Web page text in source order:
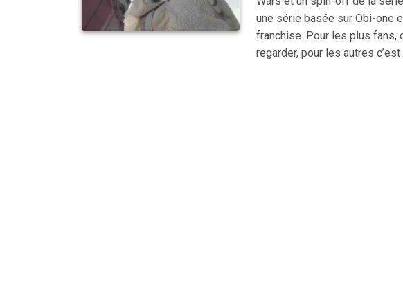
une série basée sur Obi-one
franchise. Pour les plus fans,
regarder, pour les autres